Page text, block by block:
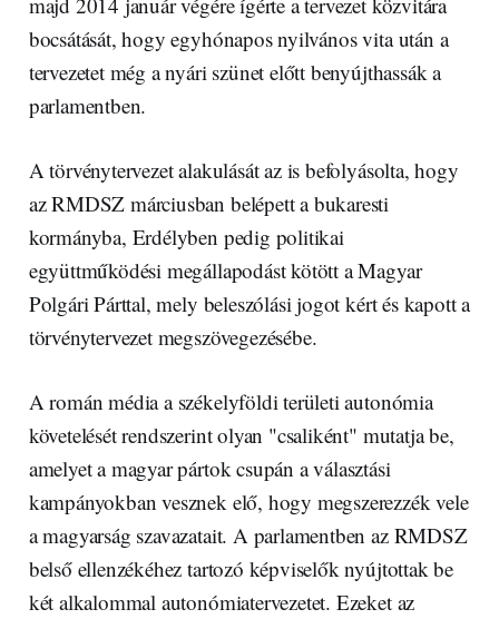
bocsátását, hogy egyhónapos nyilvános vita után a
tervezetet még a nyári szünet előtt benyújthassák a
parlamentben.
A törvénytervezet alakulását az is befolyásolta, hogy
az RMDSZ márciusban belépett a bukaresti
kormányba, Erdélyben pedig politikai
együttműködési megállapodást kötött a Magyar
Polgári Párttal, mely beleszólási jogot kért és kapott a
törvénytervezet megszövegezésébe.
A román média a székelyföldi területi autonómia
követelését rendszerint olyan "csaliként" mutatja be,
amelyet a magyar pártok csupán a választási
kampányokban vesznek elő, hogy megszerezzék vele
a magyarság szavazatait. A parlamentben az RMDSZ
belső ellenzékéhez tartozó képviselők nyújtottak be
két alkalommal autonómiatervezetet. Ezeket az